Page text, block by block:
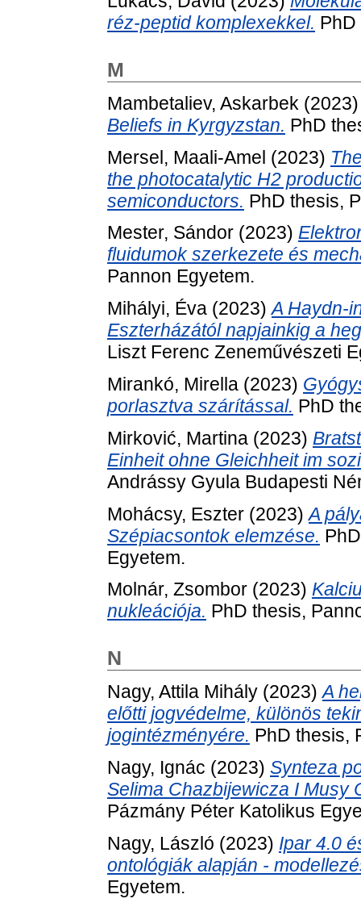
réz-peptid komplexekkel. PhD
M
Mambetaliev, Askarbek
Beliefs in Kyrgyzstan. PhD
Mersel, Maali-Amel (2023)
the photocatalytic H2
semiconductors. PhD thesis,
Mester, Sándor (2023)
fluidumok szerkezete és
Pannon Egyetem.
Mihályi, Éva (2023)A Haydn-
Eszterházától napjainkig a
Liszt Ferenc Zeneművészeti
Mirankó, Mirella (2023)
porlasztva szárítással. PhD
Mirković, Martina (2023)
Einheit ohne Gleichheit im
Andrássy Gyula Budapesti
Mohácsy, Eszter (2023)A
Szépiacsontok elemzése.
Egyetem.
Molnár, Zsombor (2023)
nukleációja. PhD thesis,
N
Nagy, Attila Mihály (2023)A
előtti jogvédelme, különös
jogintézményére. PhD thesis,
Nagy, Ignác (2023) Synteza
Selima Chazbijewicza I Musy
Pázmány Péter Katolikus
Nagy, László (2023) Ipar 4.0
ontológiák alapján -
Egyetem.